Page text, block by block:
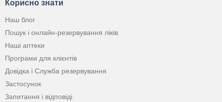
Корисно знати
Наш блог
Пошук і онлайн-резервування ліків
Наші аптеки
Програми для клієнтів
Довідка і Служба резервування
Застосунок
Запитання і відповіді